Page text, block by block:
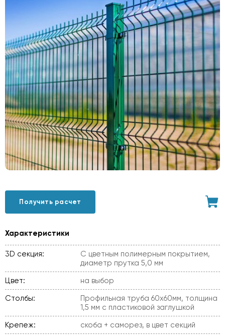
Получить расчет
Характеристики
3D секция:
С цветным полимерным покрытием,
диаметр прутка 5,0 мм
Цвет:
на выбор
Столбы:
Профильная труба 60х60мм, толщина
1,5 мм с пластиковой заглушкой
Крепеж:
скоба + саморез, в цвет секций